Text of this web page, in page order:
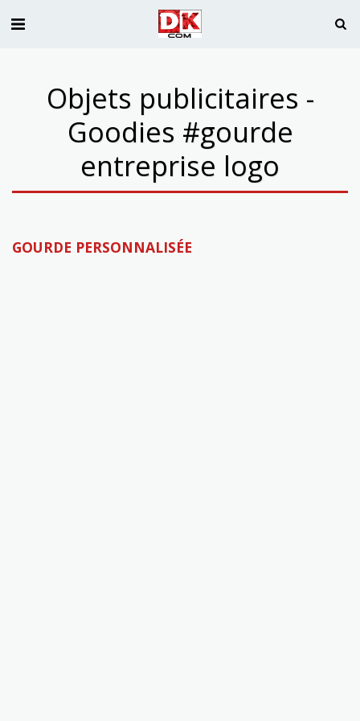
Objets publicitaires -
Goodies #gourde
entreprise logo
GOURDE PERSONNALISÉE